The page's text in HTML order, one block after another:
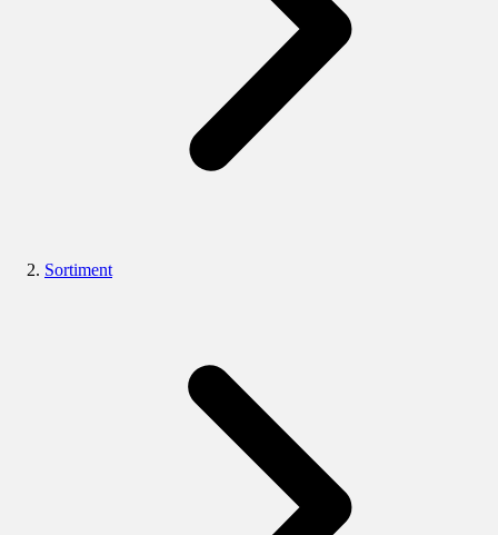
Sortiment